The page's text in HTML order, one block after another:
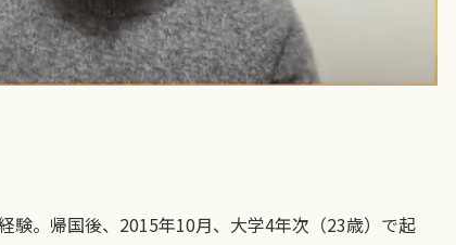
験。帰国後、2015年10月、大学4年次（23歳）で起